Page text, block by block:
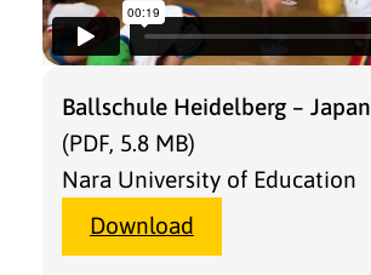
Ballschule Heidelberg – Japan
(PDF, 5.8 MB)
Nara University of Education
Download